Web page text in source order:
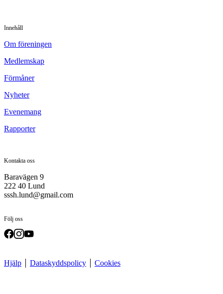
Innehåll
Om föreningen
Medlemskap
Förmåner
Nyheter
Evenemang
Rapporter
Kontakta oss
Baravägen 9
222 40 Lund
sssh.lund@gmail.com
Följ oss
Hjälp Dataskyddspolicy Cookies